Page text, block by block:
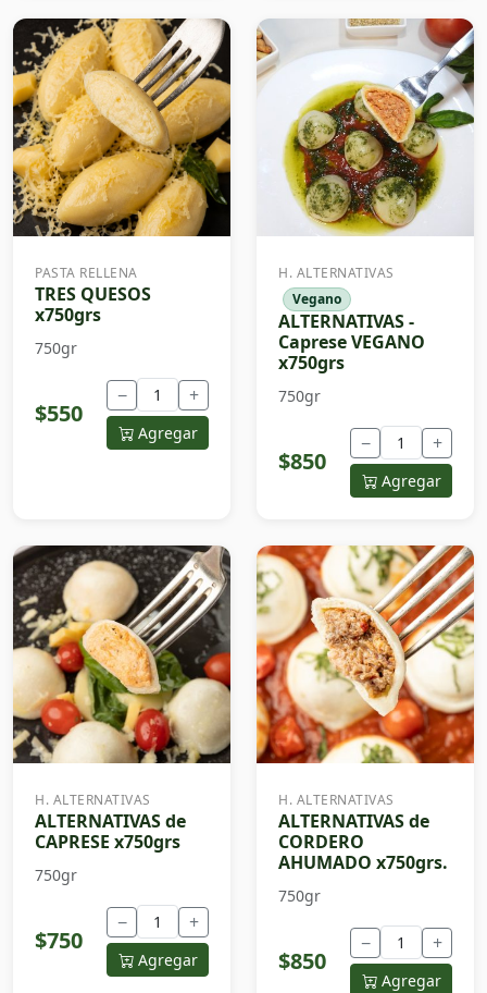
PASTA RELLENA
TRES QUESOS
x750grs
750gr
$550
− +
Agregar
H. ALTERNATIVAS
Vegano
ALTERNATIVAS -
Caprese VEGANO
x750grs
750gr
$850
− +
Agregar
H. ALTERNATIVAS
ALTERNATIVAS de
CAPRESE x750grs
750gr
$750
− +
Agregar
H. ALTERNATIVAS
ALTERNATIVAS de
CORDERO
AHUMADO x750grs.
750gr
$850
− +
Agregar